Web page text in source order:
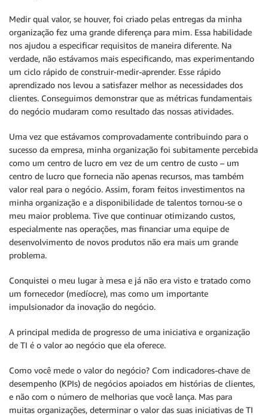
Medir qual valor, se houver, foi criado pelas entregas da minha
organização fez uma grande diferença para mim. Essa habilidade
nos ajudou a especificar requisitos de maneira diferente. Na
verdade, não estávamos mais especificando, mas experimentando
um ciclo rápido de construir-medir-aprender. Esse rápido
aprendizado nos levou a satisfazer melhor as necessidades dos
clientes. Conseguimos demonstrar que as métricas fundamentais
do negócio mudaram como resultado das nossas atividades.
Uma vez que estávamos comprovadamente contribuindo para o
sucesso da empresa, minha organização foi subitamente percebida
como um centro de lucro em vez de um centro de custo – um
centro de lucro que fornecia não apenas recursos, mas também
valor real para o negócio. Assim, foram feitos investimentos na
minha organização e a disponibilidade de talentos tornou-se o
meu maior problema. Tive que continuar otimizando custos,
especialmente nas operações, mas financiar uma equipe de
desenvolvimento de novos produtos não era mais um grande
problema.
Conquistei o meu lugar à mesa e já não era visto e tratado como
um fornecedor (medíocre), mas como um importante
impulsionador da inovação do negócio.
A principal medida de progresso de uma iniciativa e organização
de TI é o valor ao negócio que ela oferece.
Como você mede o valor do negócio? Com indicadores-chave de
desempenho (KPIs) de negócios apoiados em histórias de clientes,
e não com o número de melhorias que você lança. Mas para
muitas organizações, determinar o valor das suas iniciativas de TI